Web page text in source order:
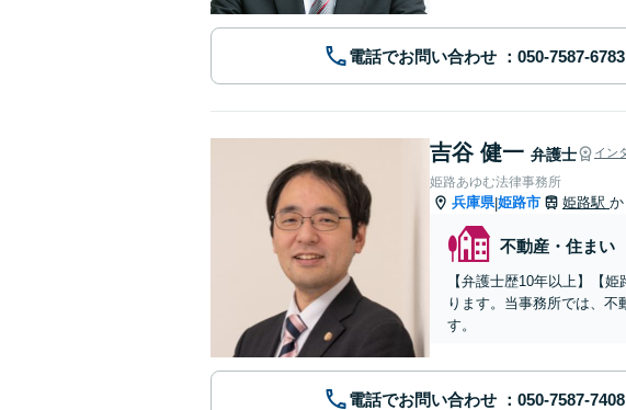
電話でお問い合わせ
吉谷 健一 弁護士 イン
姫路あゆむ法律事務所
兵庫県|姫路市 姫路駅
不動産・住まい
【弁護士歴10年以上】【
ります。当事務所では、不
す。
電話でお問い合わせ